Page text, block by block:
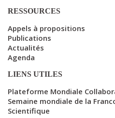
RESSOURCES
Appels à propositions
Publications
Actualités
Agenda
LIENS UTILES
Plateforme Mondiale
Semaine mondiale de la
Scientifique